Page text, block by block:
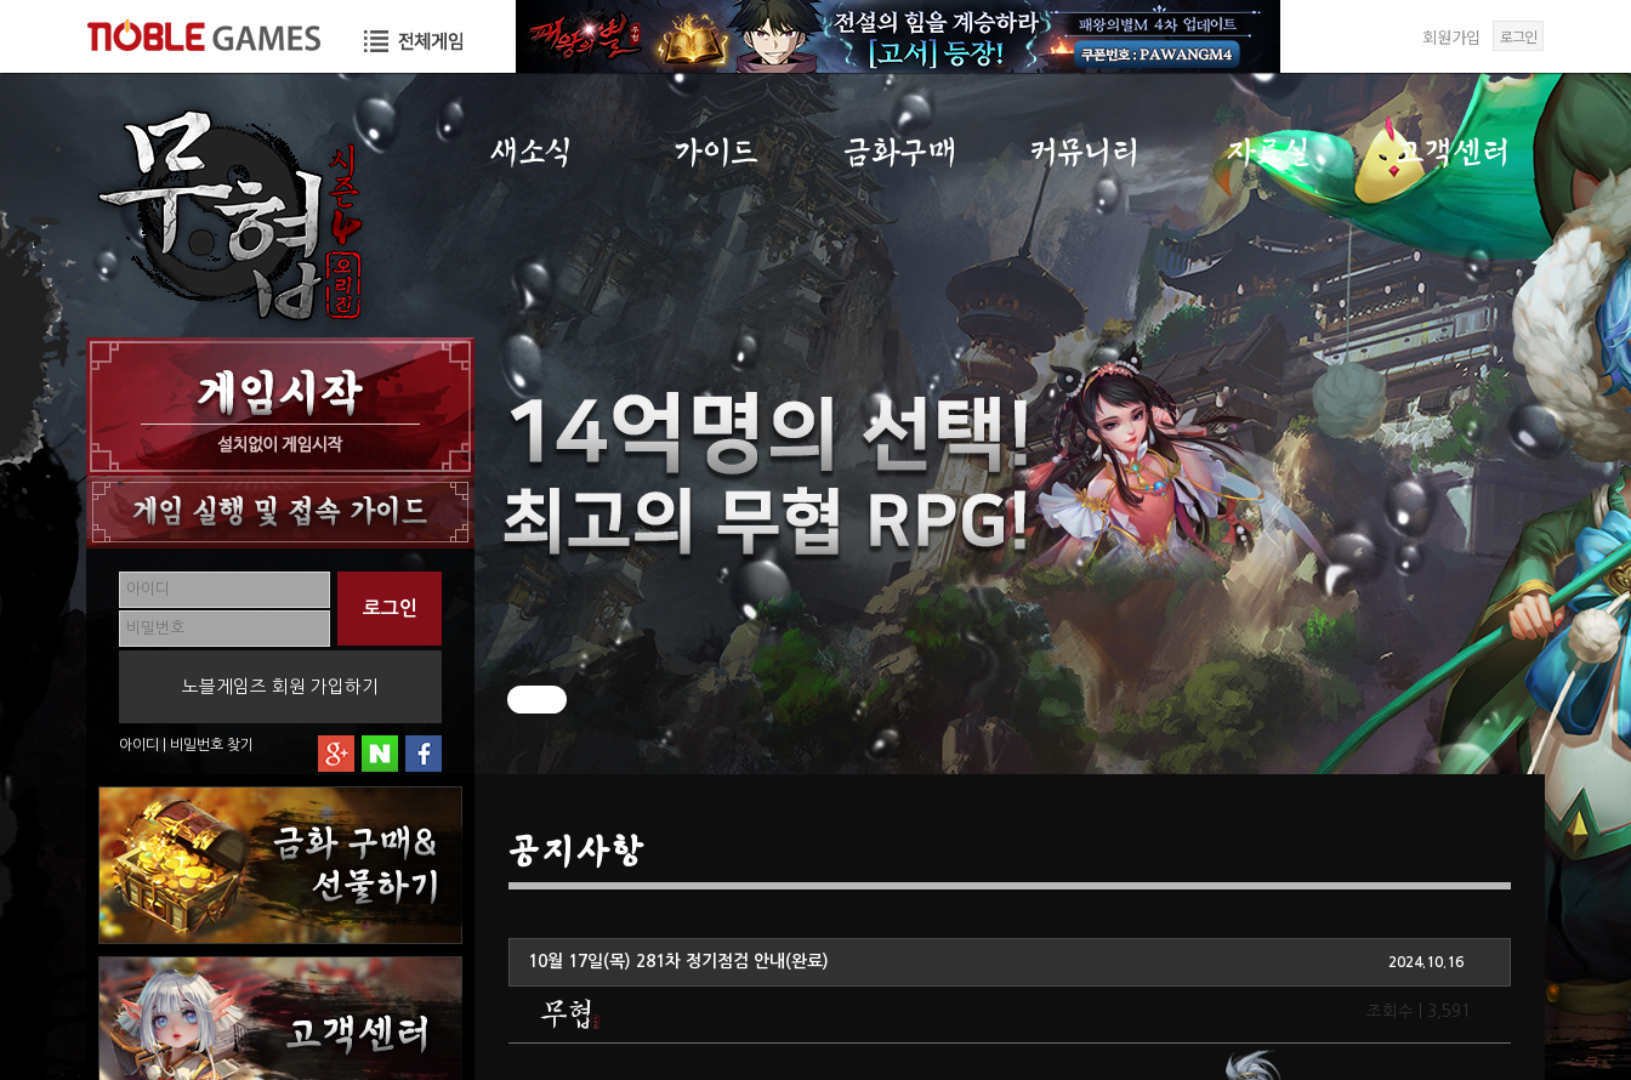
회원가입 로그인
새소식
GM노트
GM TIP
가이드
초보자가이드
게임소개
아이템확률
금화구매
금화구매
구매내역
MP교환소
커뮤니티
자유게시판
이미지게시판
공략게시판
무림재패
건의사항
자료실
갤러리
미디어센터
고객센터
FAQ
1:1문의
답변확인
노블게임즈 회원 가입하기
아이디 비밀번호 찾기
공지사항
10월 17일(목) 281차 정기점검 안내(완료) 2024.10.16
조회수 | 3,591